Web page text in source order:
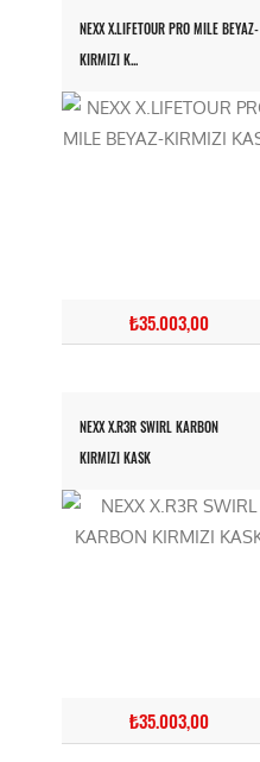
NEXX X.LIFETOUR PRO MILE BEYAZ-
KIRMIZI K...
₺35.003,00
NEXX X.R3R SWIRL KARBON
KIRMIZI KASK
₺35.003,00